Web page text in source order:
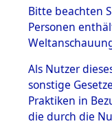
BESTÄNDE
1.
mente
5.
5.3
Bitte beachten
Personen
Als Nutzer
sonstige
Praktiken in
die durch die